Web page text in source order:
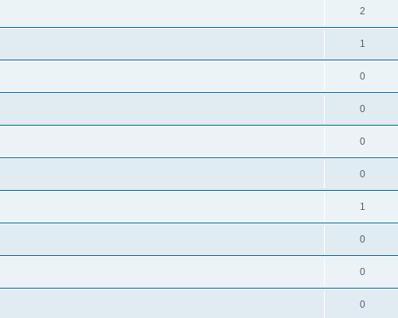
2
1
0
0
0
0
1
0
0
0